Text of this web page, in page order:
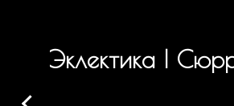
Эклектика |